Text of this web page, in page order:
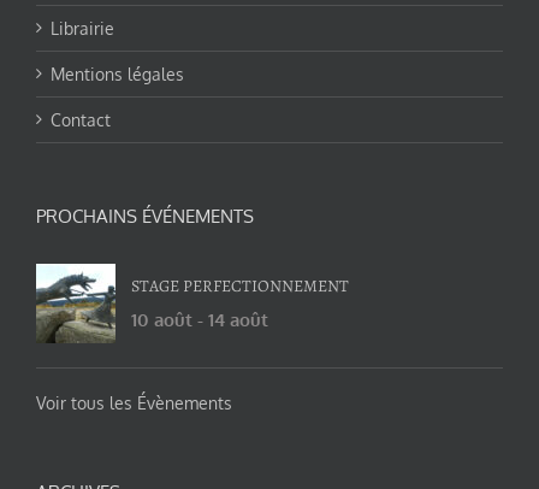
Librairie
Mentions légales
Contact
PROCHAINS ÉVÉNEMENTS
STAGE PERFECTIONNEMENT
10 août - 14 août
Voir tous les Évènements